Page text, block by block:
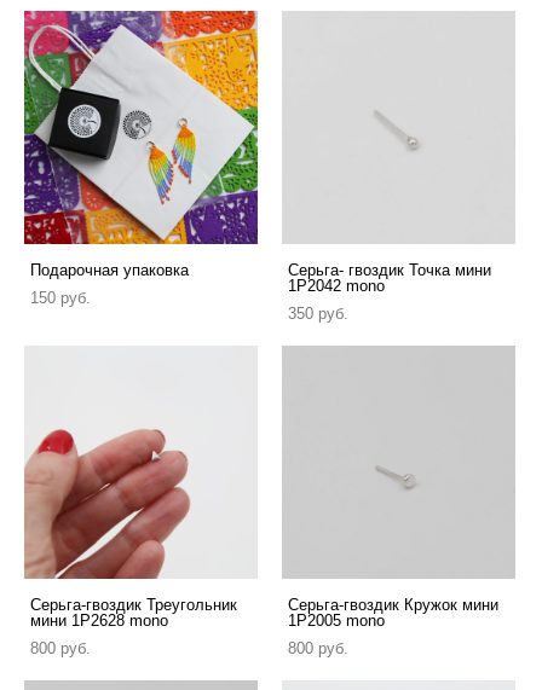
Подарочная упаковка
150 pуб.
Серьга- гвоздик Точка мини
1P2042 mono
350 pуб.
Серьга-гвоздик Треугольник
мини 1P2628 mono
800 pуб.
Cерьга-гвоздик Кружок мини
1P2005 mono
800 pуб.